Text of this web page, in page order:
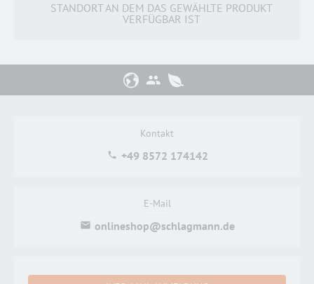
STANDORT AN DEM DAS GEWÄHLTE PRODUKT
VERFÜGBAR IST
Kontakt
+49 8572 174142
E-Mail
onlineshop@schlagmann.de